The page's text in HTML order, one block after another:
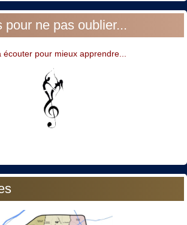
pour ne pas oublier...
écouter pour mieux apprendre...